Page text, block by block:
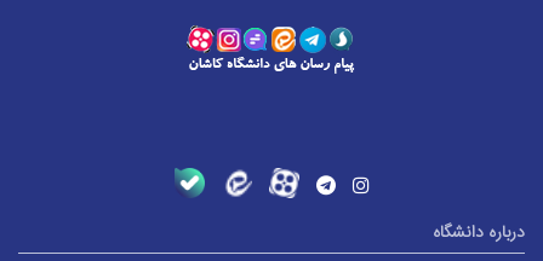
درباره دانشگاه